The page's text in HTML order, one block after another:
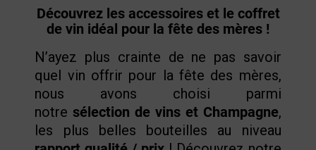
Découvrez les accessoires et le coffret
de vin idéal pour la fête des mères !
N’ayez plus crainte de ne pas savoir
quel vin offrir pour la fête des mères,
nous avons choisi parmi
notre sélection de vins et Champagne,
les plus belles bouteilles au niveau